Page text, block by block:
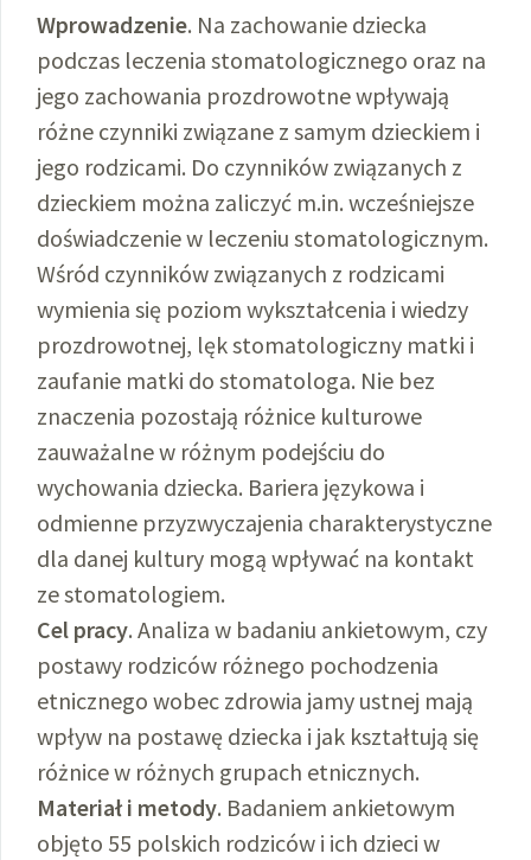
Wprowadzenie. Na zachowanie dziecka
podczas leczenia stomatologicznego oraz na
jego zachowania prozdrowotne wpływają
różne czynniki związane z samym dzieckiem i
jego rodzicami. Do czynników związanych z
dzieckiem można zaliczyć m.in. wcześniejsze
doświadczenie w leczeniu stomatologicznym.
Wśród czynników związanych z rodzicami
wymienia się poziom wykształcenia i wiedzy
prozdrowotnej, lęk stomatologiczny matki i
zaufanie matki do stomatologa. Nie bez
znaczenia pozostają różnice kulturowe
zauważalne w różnym podejściu do
wychowania dziecka. Bariera językowa i
odmienne przyzwyczajenia charakterystyczne
dla danej kultury mogą wpływać na kontakt
ze stomatologiem.
Cel pracy. Analiza w badaniu ankietowym, czy
postawy rodziców różnego pochodzenia
etnicznego wobec zdrowia jamy ustnej mają
wpływ na postawę dziecka i jak kształtują się
różnice w różnych grupach etnicznych.
Materiał i metody. Badaniem ankietowym
objęto 55 polskich rodziców i ich dzieci w